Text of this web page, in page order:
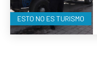
ESTO NO ES TURISMO